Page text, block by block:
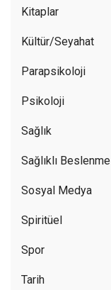
Kitaplar
Kültür/Seyahat
Parapsikoloji
Psikoloji
Sağlık
Sağlıklı Beslenme
Sosyal Medya
Spiritüel
Spor
Tarih